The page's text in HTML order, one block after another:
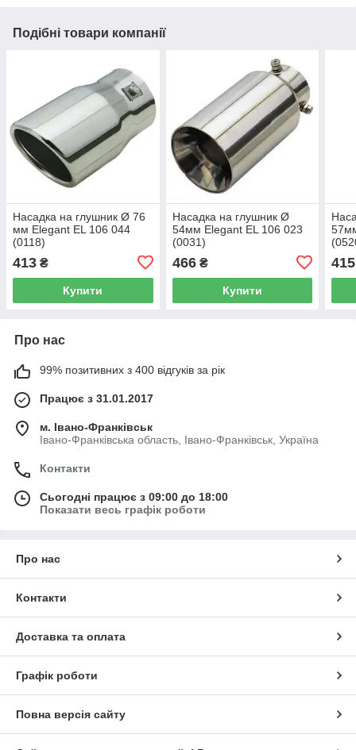
Подібні товари компанії
Насадка на глушник Ø 76
мм Elegant EL 106 044
(0118)
413 ₴
Купити
Насадка на глушник Ø
54мм Elegant EL 106 023
(0031)
466₴
Купити
415
Про нас
99% позитивних з 400 відгуків за рік
Працює з 31.01.2017
м. Івано-Франківськ
Івано-Франківська область, Івано-Франківськ, Україна
Контакти
Сьогодні працює з 09:00 до 18:00
Показати весь графік роботи
Про нас
Контакти
Доставка та оплата
Графік роботи
Повна версія сайту